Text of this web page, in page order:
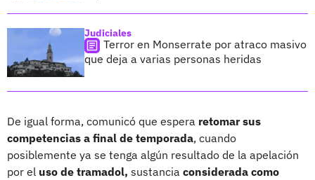
Judiciales
Terror en Monserrate por atraco masivo
que deja a varias personas heridas
De igual forma, comunicó que espera retomar sus
competencias a final de temporada, cuando
posiblemente ya se tenga algún resultado de la apelación
por el uso de tramadol, sustancia considerada como